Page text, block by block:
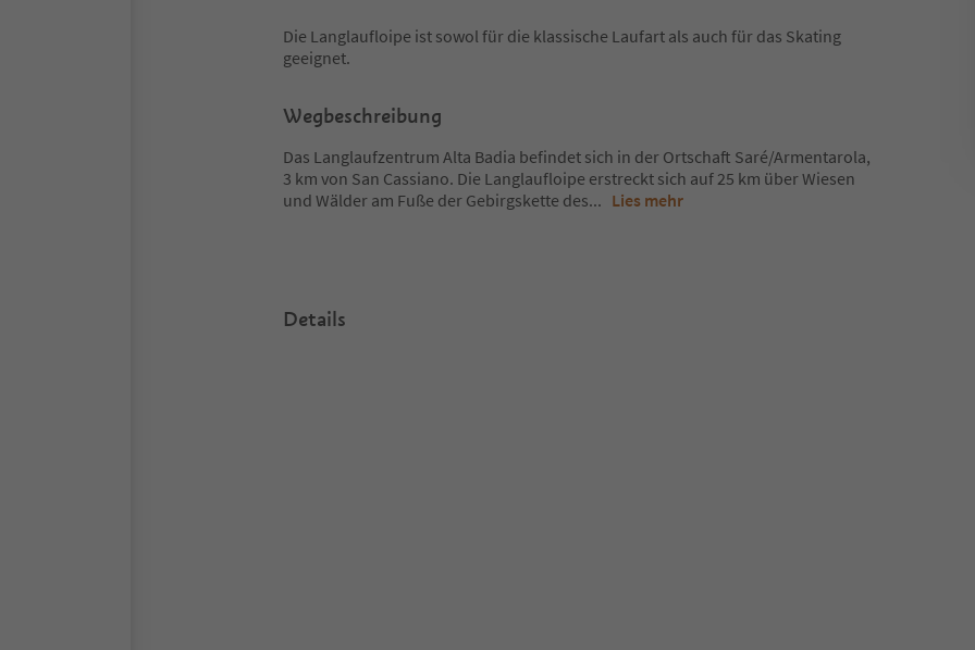
Die Langlaufloipe ist sowol für die klassische Laufart als auch für das Skating
geeignet.
Wegbeschreibung
Das Langlaufzentrum Alta Badia befindet sich in der Ortschaft Saré/Armentarola,
3 km von San Cassiano. Die Langlaufloipe erstreckt sich auf 25 km über Wiesen
und Wälder am Fuße der Gebirgskette des... Lies mehr
Details